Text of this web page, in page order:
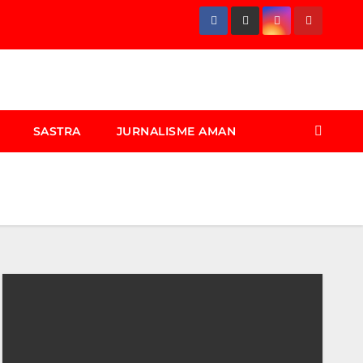
SASTRA JURNALISME AMAN